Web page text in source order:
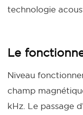
technologie
Le
Niveau
champ
kHz. Le passage